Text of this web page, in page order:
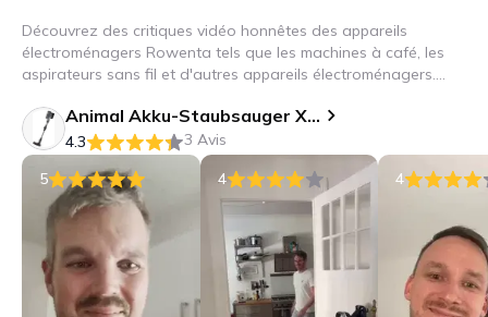
Découvrez des critiques vidéo honnêtes des appareils
électroménagers Rowenta tels que les machines à café, les
aspirateurs sans fil et d'autres appareils électroménagers.
meilleur !
Animal Akku-Staubsauger X-FORCE FLEX 14.60 A
4.3
3 Avis
5
4 4